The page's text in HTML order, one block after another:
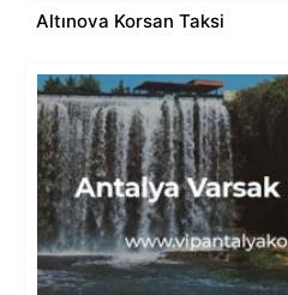
Altınova Korsan Taksi